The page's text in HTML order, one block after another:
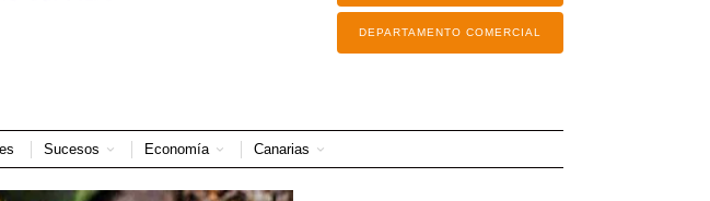
DEPARTAMENTO COMERCIAL
Sucesos Economía Canarias